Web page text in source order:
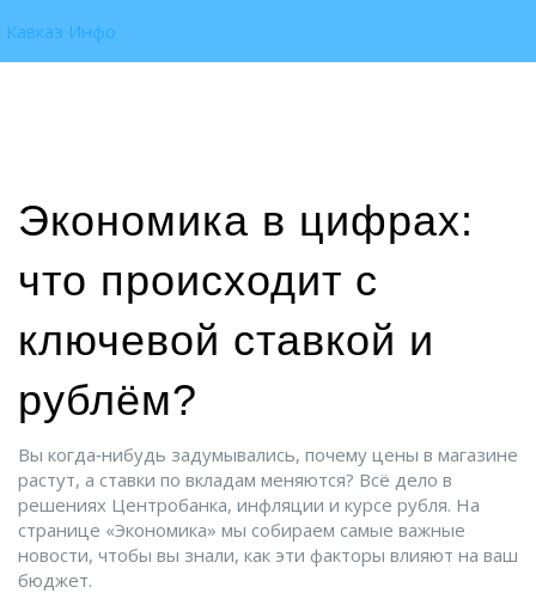
Кавказ Инфо
Экономика в цифрах:
что происходит с
ключевой ставкой и
рублём?
Вы когда‑нибудь задумывались, почему цены в магазине
растут, а ставки по вкладам меняются? Всё дело в
решениях Центробанка, инфляции и курсе рубля. На
странице «Экономика» мы собираем самые важные
новости, чтобы вы знали, как эти факторы влияют на ваш
бюджет.